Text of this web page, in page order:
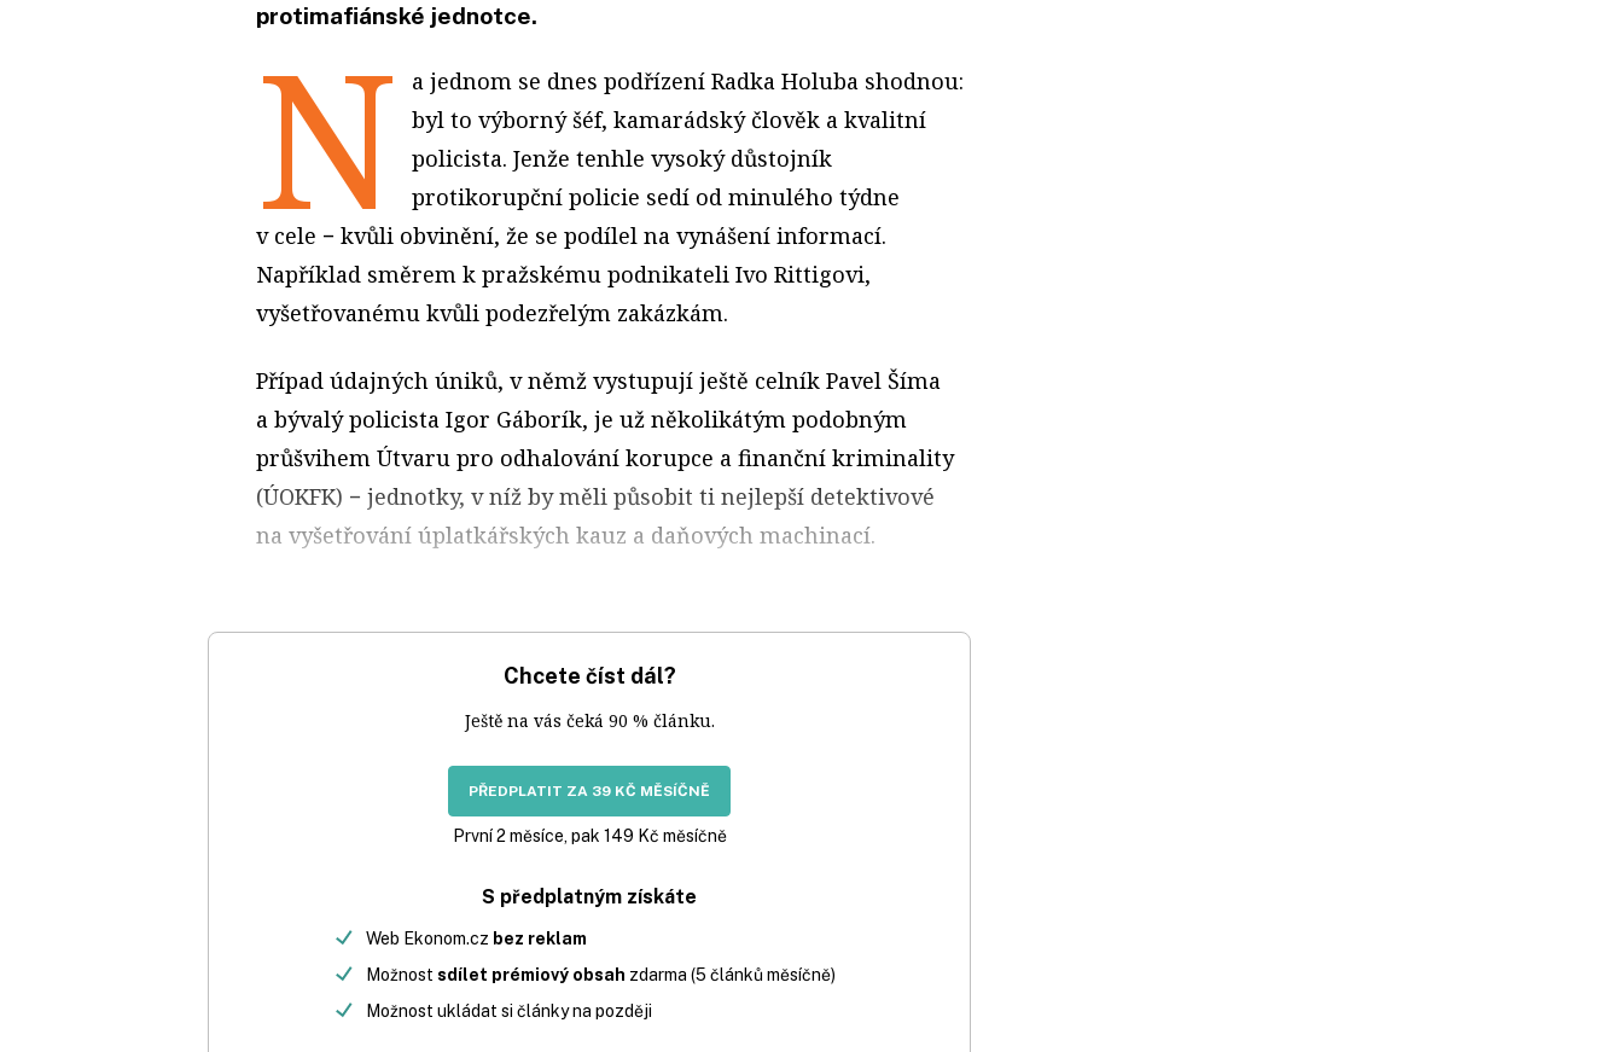
protimafiánské jednotce.
N
a jednom se dnes podřízení Radka Holuba shodnou:
byl to výborný šéf, kamarádský člověk a kvalitní
policista. Jenže tenhle vysoký důstojník
protikorupční policie sedí od minulého týdne
v cele − kvůli obvinění, že se podílel na vynášení informací.
Například směrem k pražskému podnikateli Ivo Rittigovi,
vyšetřovanému kvůli podezřelým zakázkám.
Případ údajných úniků, v němž vystupují ještě celník Pavel Šíma
a bývalý policista Igor Gáborík, je už několikátým podobným
průšvihem Útvaru pro odhalování korupce a finanční kriminality
(ÚOKFK) − jednotky, v níž by měli působit ti nejlepší detektivové
na vyšetřování úplatkářských kauz a daňových machinací.
Chcete číst dál?
Ještě na vás čeká 90 % článku.
PŘEDPLATIT ZA 39 KČ MĚSÍČNĚ
První 2 měsíce, pak 149 Kč měsíčně
S předplatným získáte
Web Ekonom.cz bez reklam
Možnost sdílet prémiový obsah zdarma (5 článků měsíčně)
Možnost ukládat si články na později